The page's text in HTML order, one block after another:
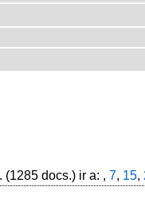
docs.) ir a: , 7, 15,